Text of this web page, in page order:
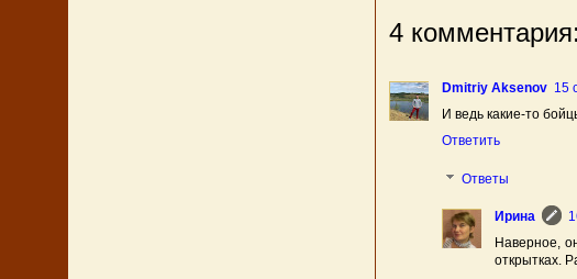
4 комментария:
Dmitriy Aksenov 15
И ведь какие-то
Ответить
Ответы
Ирина
Наверное,
открытках.